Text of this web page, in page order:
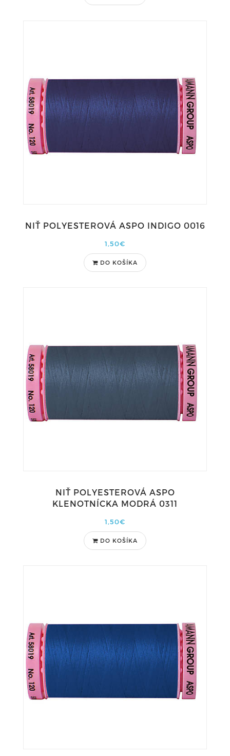
NIŤ POLYESTEROVÁ ASPO INDIGO 0016
1,50€
DO KOŠÍKA
NIŤ POLYESTEROVÁ ASPO
KLENOTNÍCKA MODRÁ 0311
1,50€
DO KOŠÍKA